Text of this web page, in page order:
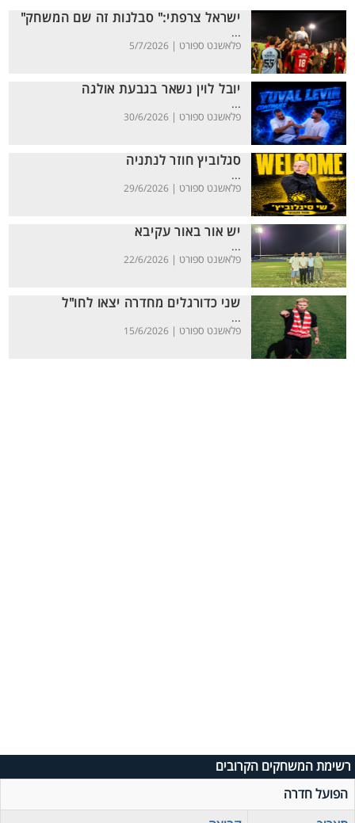
ישראל צרפתי:" סבלנות זה שם המשחק"
...
פלאשנט ספורט | 5/7/2026
יובל לוין נשאר בגבעת אולגה
...
פלאשנט ספורט | 30/6/2026
סגלוביץ חוזר לנתניה
...
פלאשנט ספורט | 29/6/2026
יש אור באור עקיבא
...
פלאשנט ספורט | 22/6/2026
שני כדורגלים מחדרה יצאו לחו"ל
...
פלאשנט ספורט | 15/6/2026
רשימת המשחקים הקרובים
הפועל חדרה